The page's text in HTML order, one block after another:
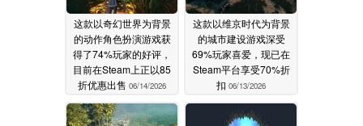
这款以奇幻世界为背景
的动作角色扮演游戏获
得了74%玩家的好评，
目前在Steam上正以85
折优惠出售 06/14/2026
这款以维京时代为背景
的城市建设游戏深受
69%玩家喜爱，现已在
Steam平台享受70%折
扣 06/13/2026